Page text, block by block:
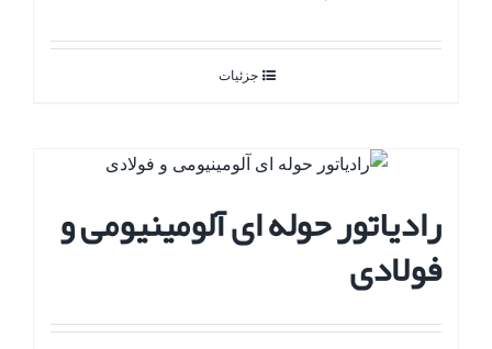
جزئیات
رادیاتور حوله ای آلومینیومی و
فولادی